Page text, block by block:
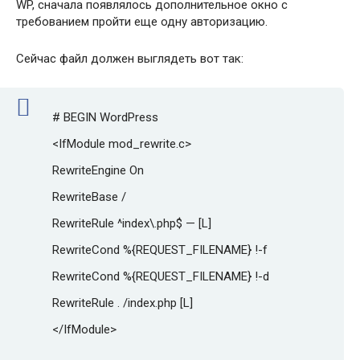
WP, сначала появлялось дополнительное окно с
требованием пройти еще одну авторизацию.
Сейчас файл должен выглядеть вот так:
# BEGIN WordPress
<IfModule mod_rewrite.c>
RewriteEngine On
RewriteBase /
RewriteRule ^index\.php$ — [L]
RewriteCond %{REQUEST_FILENAME} !-f
RewriteCond %{REQUEST_FILENAME} !-d
RewriteRule . /index.php [L]
</IfModule>